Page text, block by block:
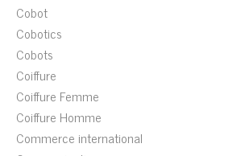
Cobot
Cobotics
Cobots
Coiffure
Coiffure Femme
Coiffure Homme
Commerce international